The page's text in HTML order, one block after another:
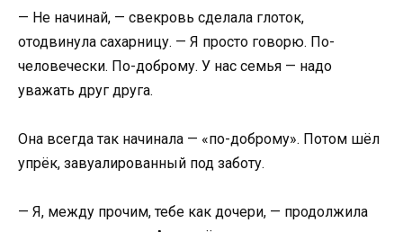
— Не начинай, — свекровь сделала глоток,
отодвинула сахарницу. — Я просто говорю. По-
человечески. По-доброму. У нас семья — надо
уважать друг друга.
Она всегда так начинала — «по-доброму». Потом шёл
упрёк, завуалированный под заботу.
— Я, между прочим, тебе как дочери, — продолжила